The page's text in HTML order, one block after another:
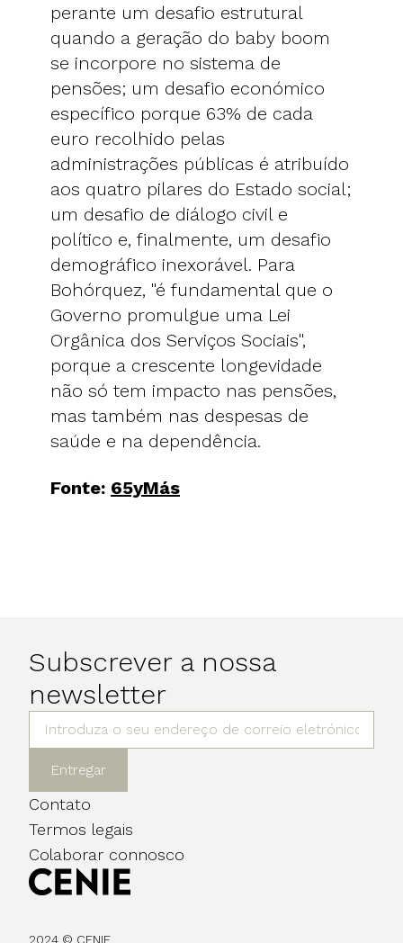
perante um desafio estrutural
quando a geração do baby boom
se incorpore no sistema de
pensões; um desafio económico
específico porque 63% de cada
euro recolhido pelas
administrações públicas é atribuído
aos quatro pilares do Estado social;
um desafio de diálogo civil e
político e, finalmente, um desafio
demográfico inexorável. Para
Bohórquez, "é fundamental que o
Governo promulgue uma Lei
Orgânica dos Serviços Sociais",
porque a crescente longevidade
não só tem impacto nas pensões,
mas também nas despesas de
saúde e na dependência.
Fonte: 65yMás
Subscrever a nossa
newsletter
Entregar
Contato
Termos legais
Colaborar connosco
2024 © CENIE